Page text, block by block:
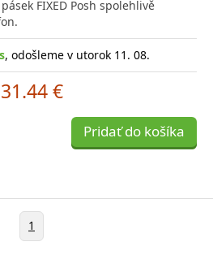
FIXED Posh spolehlivě
, odošleme v utorok 11. 08.
31.44 €
Pridať do košíka
1